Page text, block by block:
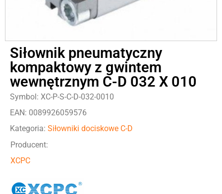
Siłownik pneumatyczny
kompaktowy z gwintem
wewnętrznym C-D 032 X 010
Symbol: XC-P-S-C-D-032-0010
EAN: 0089926059576
Kategoria: Siłowniki dociskowe C-D
Producent:
XCPC